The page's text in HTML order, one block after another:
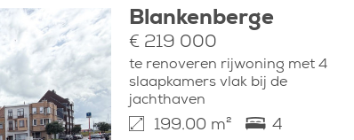
Blankenberge
€ 219 000
te renoveren rijwoning met 4
slaapkamers vlak bij de
jachthaven
199.00 m² 4